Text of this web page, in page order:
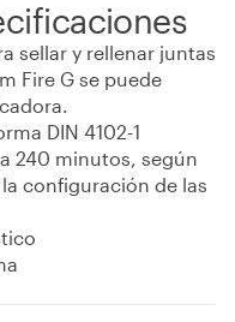
sellar y rellenar juntas
Fire G se puede
DIN 4102-1
240 minutos, según
configuración de las